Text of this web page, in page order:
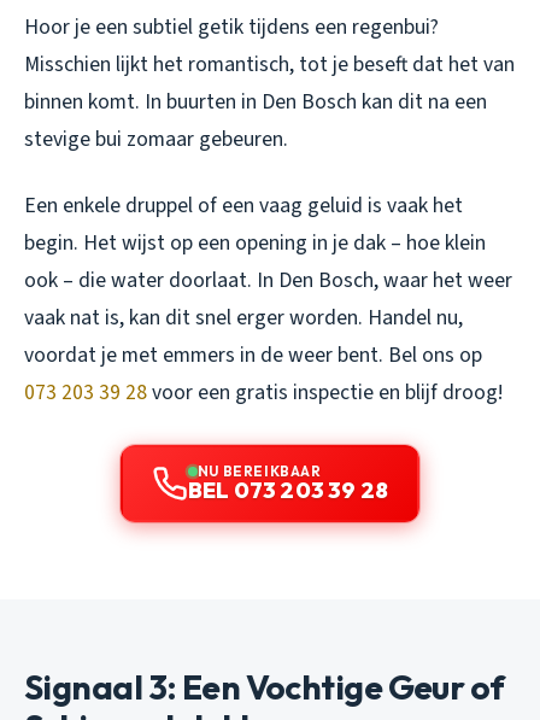
Hoor je een subtiel getik tijdens een regenbui?
Misschien lijkt het romantisch, tot je beseft dat het van
binnen komt. In buurten in Den Bosch kan dit na een
stevige bui zomaar gebeuren.
Een enkele druppel of een vaag geluid is vaak het
begin. Het wijst op een opening in je dak – hoe klein
ook – die water doorlaat. In Den Bosch, waar het weer
vaak nat is, kan dit snel erger worden. Handel nu,
voordat je met emmers in de weer bent. Bel ons op
073 203 39 28voor een gratis inspectie en blijf droog!
NU BEREIKBAAR
BEL 073 203 39 28
Signaal 3: Een Vochtige Geur of